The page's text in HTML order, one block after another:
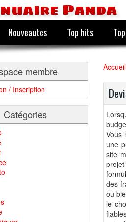
Panda
Nouveautés Top hits
membre
/ Inscription
Catégories
Accueil
Vous
une
site
des
ou
le